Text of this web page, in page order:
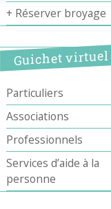
+ Réserver broyage
Guichet virtuel
Particuliers
Associations
Professionnels
Services d’aide à la
personne